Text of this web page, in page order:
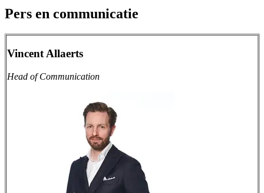
Pers en communicatie
Vincent Allaerts
Head of Communication